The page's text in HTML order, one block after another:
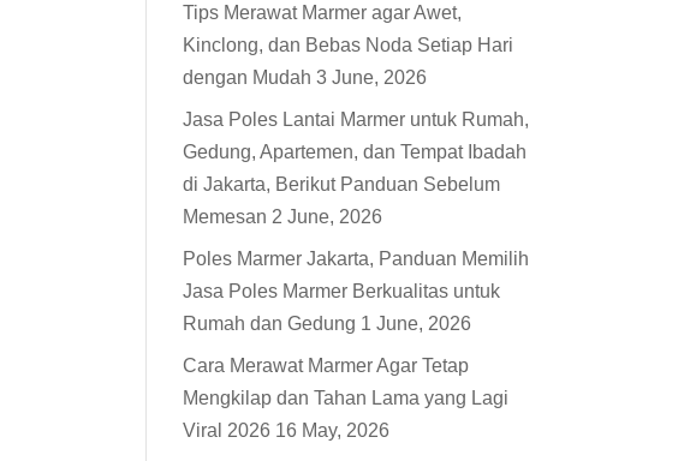
Tips Merawat Marmer agar Awet,
Kinclong, dan Bebas Noda Setiap Hari
dengan Mudah 3 June, 2026
Jasa Poles Lantai Marmer untuk Rumah,
Gedung, Apartemen, dan Tempat Ibadah
di Jakarta, Berikut Panduan Sebelum
Memesan 2 June, 2026
Poles Marmer Jakarta, Panduan Memilih
Jasa Poles Marmer Berkualitas untuk
Rumah dan Gedung 1 June, 2026
Cara Merawat Marmer Agar Tetap
Mengkilap dan Tahan Lama yang Lagi
Viral 2026 16 May, 2026